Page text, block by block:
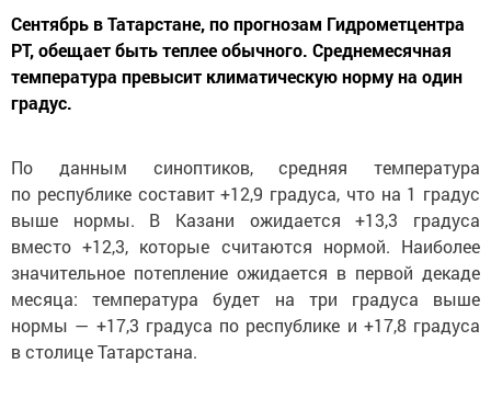
Сентябрь в Татарстане, по прогнозам Гидрометцентра
РТ, обещает быть теплее обычного. Среднемесячная
температура превысит климатическую норму на один
градус.
По данным синоптиков, средняя температура
по республике составит +12,9 градуса, что на 1 градус
выше нормы. В Казани ожидается +13,3 градуса
вместо +12,3, которые считаются нормой. Наиболее
значительное потепление ожидается в первой декаде
месяца: температура будет на три градуса выше
нормы — +17,3 градуса по республике и +17,8 градуса
в столице Татарстана.